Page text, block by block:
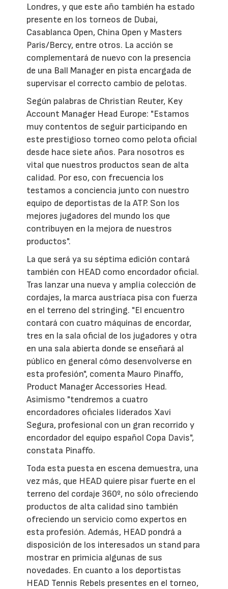
Londres, y que este año también ha estado
presente en los torneos de Dubai,
Casablanca Open, China Open y Masters
Paris/Bercy, entre otros. La acción se
complementará de nuevo con la presencia
de una Ball Manager en pista encargada de
supervisar el correcto cambio de pelotas.
Según palabras de Christian Reuter, Key
Account Manager Head Europe: "Estamos
muy contentos de seguir participando en
este prestigioso torneo como pelota oficial
desde hace siete años. Para nosotros es
vital que nuestros productos sean de alta
calidad. Por eso, con frecuencia los
testamos a conciencia junto con nuestro
equipo de deportistas de la ATP. Son los
mejores jugadores del mundo los que
contribuyen en la mejora de nuestros
productos".
La que será ya su séptima edición contará
también con HEAD como encordador oficial.
Tras lanzar una nueva y amplia colección de
cordajes, la marca austríaca pisa con fuerza
en el terreno del stringing. "El encuentro
contará con cuatro máquinas de encordar,
tres en la sala oficial de los jugadores y otra
en una sala abierta donde se enseñará al
público en general cómo desenvolverse en
esta profesión", comenta Mauro Pinaffo,
Product Manager Accessories Head.
Asimismo "tendremos a cuatro
encordadores oficiales liderados Xavi
Segura, profesional con un gran recorrido y
encordador del equipo español Copa Davis",
constata Pinaffo.
Toda esta puesta en escena demuestra, una
vez más, que HEAD quiere pisar fuerte en el
terreno del cordaje 360º, no sólo ofreciendo
productos de alta calidad sino también
ofreciendo un servicio como expertos en
esta profesión. Además, HEAD pondrá a
disposición de los interesados un stand para
mostrar en primicia algunas de sus
novedades. En cuanto a los deportistas
HEAD Tennis Rebels presentes en el torneo,